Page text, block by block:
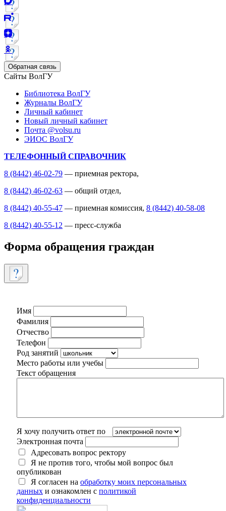
Обратная связь
Сайты ВолГУ
Библиотека ВолГУ
Журналы ВолГУ
Личный кабинет
Новый личный кабинет
Почта @volsu.ru
ЭИОС ВолГУ
ТЕЛЕФОННЫЙ СПРАВОЧНИК
8 (8442) 46-02-79 — приемная ректора,
8 (8442) 46-02-63 — общий отдел,
8 (8442) 40-55-47 — приемная комиссия, 8 (8442) 40-58-08
8 (8442) 40-55-12 — пресс-служба
Форма обращения граждан
Имя
Фамилия
Отчество
Телефон
Род занятий
Место работы или учебы
Текст обращения
Я хочу получить ответ по
Электронная почта
Адресовать вопрос ректору
Я не против того, чтобы мой вопрос был
опубликован
Я согласен на обработку моих персональных
данных и ознакомлен с политикой
конфиденциальности